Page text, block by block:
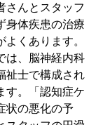
さんとスタッフ
身体疾患の治療
くあります。
は、脳神経内科
祉士で構成され
す。「認知症ケ
状の悪化の予